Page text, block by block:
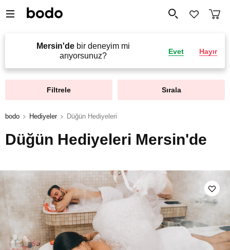
Mersin'debir deneyim mi
arıyorsunuz?
Evet Hayır
Filtrele Sırala
bodo Hediyeler Düğün Hediyeleri
Düğün Hediyeleri Mersin'de